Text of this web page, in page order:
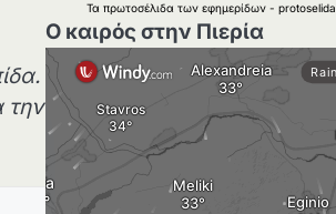
την
Ταπρωτοσέλιδατωνεφημερίδων-protoselida
Ο καιρός στην Πιερία